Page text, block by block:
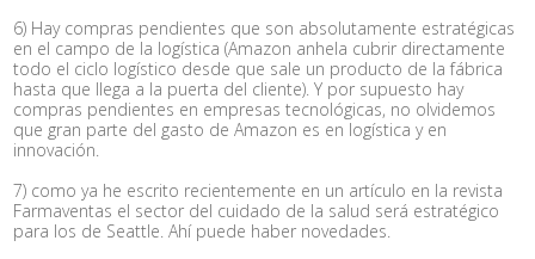
6) Hay compras pendientes que son absolutamente estratégicas
en el campo de la logística (Amazon anhela cubrir directamente
todo el ciclo logístico desde que sale un producto de la fábrica
hasta que llega a la puerta del cliente). Y por supuesto hay
compras pendientes en empresas tecnológicas, no olvidemos
que gran parte del gasto de Amazon es en logística y en
innovación.
7) como ya he escrito recientemente en un artículo en la revista
Farmaventas el sector del cuidado de la salud será estratégico
para los de Seattle. Ahí puede haber novedades.